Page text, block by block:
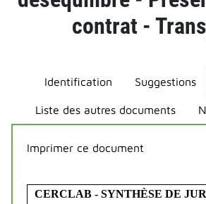
contrat -
Identification Suggestions
Liste des autres documents
Imprimer ce document
CERCLAB - SYNTHÈSE DE